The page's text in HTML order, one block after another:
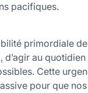
pacifiques.
primordiale
d’agir au
Cette
pour que